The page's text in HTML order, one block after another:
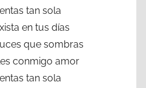
tan sola
en tus días
que sombras
conmigo amor
tan sola